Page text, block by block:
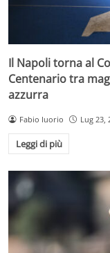
Il Napoli torna al
Centenario tra
azzurra
Fabio Iuorio Lug 23,
Leggi di più